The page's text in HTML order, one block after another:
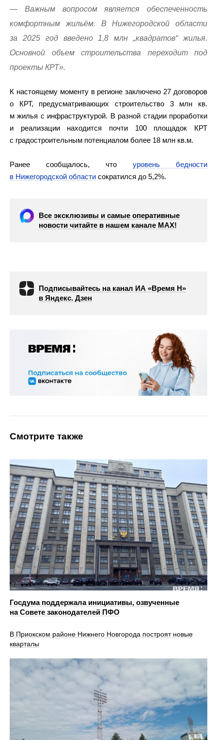
— Важным вопросом является обеспеченность
комфортным жильём. В Нижегородской области
за 2025 год введено 1,8 млн „квадратов“ жилья.
Основной объем строительства переходит под
проекты КРТ».
К настоящему моменту в регионе заключено 27 договоров
о КРТ, предусматривающих строительство 3 млн кв.
м жилья с инфраструктурой. В разной стадии проработки
и реализации находится почти 100 площадок КРТ
с градостроительным потенциалом более 18 млн кв.м.
Ранее сообщалось, что уровень бедности
в Нижегородской области сократился до 5,2%.
Все эксклюзивы и самые оперативные
новости читайте в нашем канале МАХ!
Подписывайтесь на канал ИА «Время Н»
в Яндекс. Дзен
Смотрите также
Госдума поддержала инициативы, озвученные
на Совете законодателей ПФО
В Приокском районе Нижнего Новгорода построят новые
кварталы